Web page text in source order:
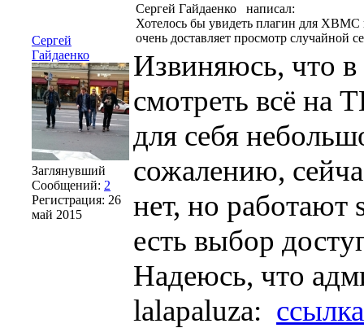
Сергей
Гайдаенко
Заглянувший
Сообщений: 2
Регистрация: 26
май 2015
Сергей Гайдаенко написал:
Хотелось бы увидеть плагин для
очень доставляет просмотр случайной
Извиняюсь, что
смотреть всё на
для себя
сожалению,
нет, но работают
есть выбор
Надеюсь, что
lalapaluza: